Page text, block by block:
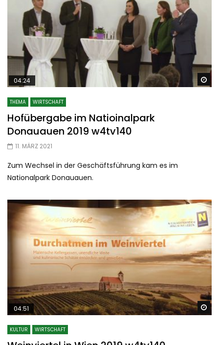
04:24
THEMA WIRTSCHAFT
Hofübergabe im Natioinalpark
Donauauen 2019 w4tv140
11. MÄRZ 2021
Zum Wechsel in der Geschäftsführung kam es im
Nationalpark Donauauen.
04:51
KULTUR WIRTSCHAFT